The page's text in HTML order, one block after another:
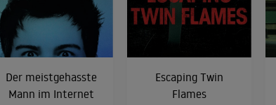
Der meistgehasste
Mann im Internet
Escaping Twin
Flames